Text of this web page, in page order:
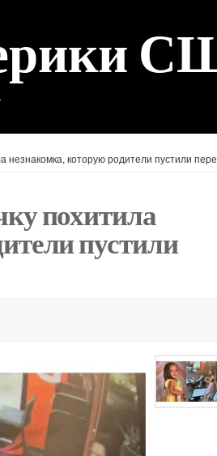
незнакомка, которую родители пустили
похитила
пустили